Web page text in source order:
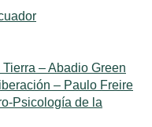
– Abadio Green
– Paulo Freire
Psicología de la